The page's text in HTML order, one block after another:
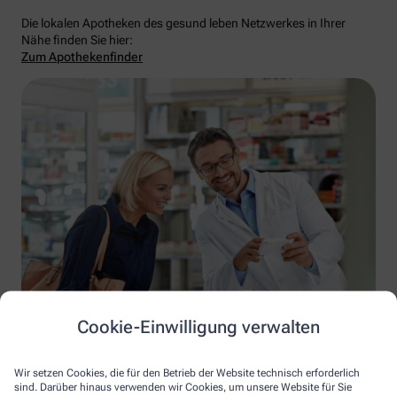
Cookie-Einwilligung verwalten
Wir setzen Cookies, die für den Betrieb der Website technisch erforderlich
sind. Darüber hinaus verwenden wir Cookies, um unsere Website für Sie
Die lokalen Apotheken des gesund leben Netzwerkes in Ihrer
Nähe finden Sie hier:
Zum Apothekenfinder